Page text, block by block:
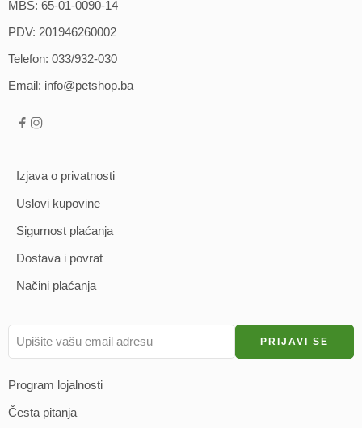
MBS: 65-01-0090-14
PDV: 201946260002
Telefon: 033/932-030
Email: info@petshop.ba
Izjava o privatnosti
Uslovi kupovine
Sigurnost plaćanja
Dostava i povrat
Načini plaćanja
Program lojalnosti
Česta pitanja